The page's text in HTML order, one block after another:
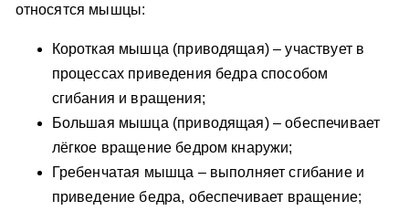
относятся мышцы:
Короткая мышца (приводящая) – участвует в
процессах приведения бедра способом
сгибания и вращения;
Большая мышца (приводящая) – обеспечивает
лёгкое вращение бедром кнаружи;
Гребенчатая мышца – выполняет сгибание и
приведение бедра, обеспечивает вращение;